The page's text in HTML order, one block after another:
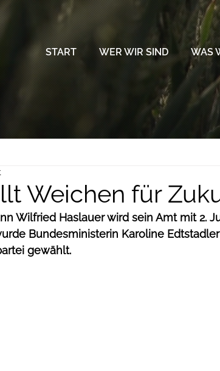
START WER WIR SIND WAS
Weichen für
Wilfried Haslauer wird sein Amt mit 2.
Bundesministerin Karoline
gewählt.